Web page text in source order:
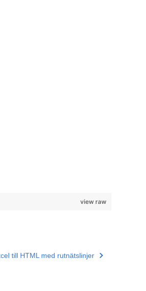
view raw
till HTML med rutnätslinjer